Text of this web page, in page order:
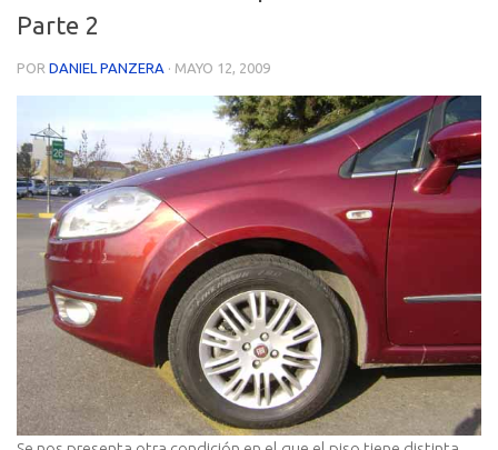
Parte 2
POR DANIEL PANZERA · MAYO 12, 2009